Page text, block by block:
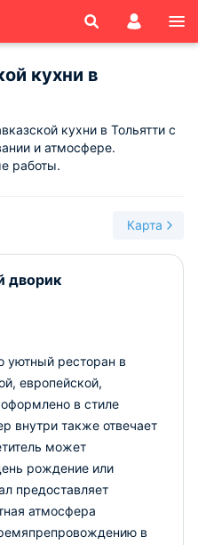
кухни в
кухни в Тольятти с
и атмосфере.
работы.
Карта
дворик
уютный ресторан в
европейской,
в стиле
внутри также отвечает
может
рождение или
предоставляет
атмосфера
в